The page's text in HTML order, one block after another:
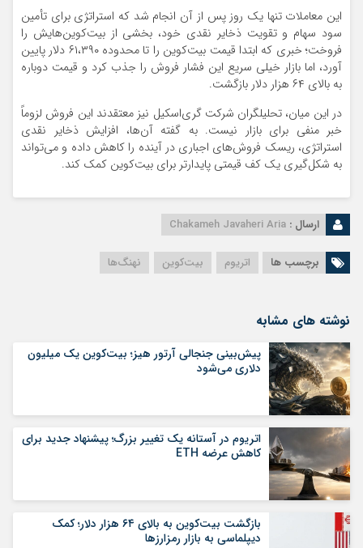
این معاملات تنها یک روز پس از آن انجام شد که استراتژی برای تأمین
سود سهام و تقویت ذخایر نقدی خود، بخشی از بیت‌کوین‌هایش را
فروخت؛ خبری که ابتدا قیمت بیت‌کوین را تا محدوده ۶۱،۳۹۰ دلار پایین
آورد، اما بازار خیلی سریع این فشار فروش را جذب کرد و قیمت دوباره
به بالای ۶۴ هزار دلار بازگشت.
در این میان، تحلیلگران شرکت گری‌اسکیل نیز معتقدند این فروش لزوماً
خبر منفی برای بازار نیست. به گفته آن‌ها، افزایش ذخایر نقدی
استراتژی، ریسک فروش‌های اجباری در آینده را کاهش داده و می‌تواند
به شکل‌گیری یک کف قیمتی پایدارتر برای بیت‌کوین کمک کند.
ارسال : Chakameh Javaheri Aria
برچسب ها اتریوم بیت‌کوین نهنگ‌ها
نوشته های مشابه
پیش‌بینی جنجالی آرتور هیز؛ بیت‌کوین یک میلیون
دلاری می‌شود
اتریوم در آستانه یک تغییر بزرگ؛ پیشنهاد جدید برای
کاهش عرضه ETH
بازگشت بیت‌کوین به بالای ۶۴ هزار دلار؛ کمک
دیپلماسی به بازار رمزارزها